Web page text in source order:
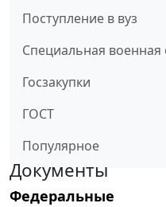
Поступление в вуз
Специальная военная
Госзакупки
ГОСТ
Популярное
Документы
Федеральные